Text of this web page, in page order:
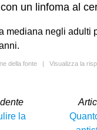
un linfoma al
mediana negli adulti
della fonte | Visualizza la
la